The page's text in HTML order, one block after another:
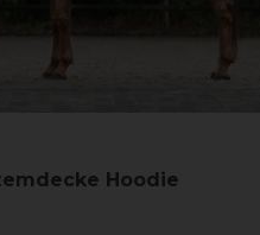
Hoodie